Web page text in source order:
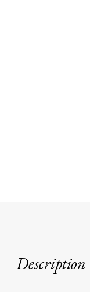
Description